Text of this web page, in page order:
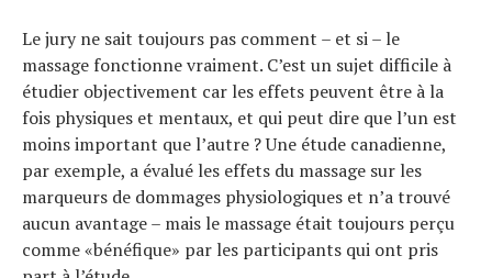
Le jury ne sait toujours pas comment – ​​et si – le
massage fonctionne vraiment. C’est un sujet difficile à
étudier objectivement car les effets peuvent être à la
fois physiques et mentaux, et qui peut dire que l’un est
moins important que l’autre ? Une étude canadienne,
par exemple, a évalué les effets du massage sur les
marqueurs de dommages physiologiques et n’a trouvé
aucun avantage – mais le massage était toujours perçu
comme «bénéfique» par les participants qui ont pris